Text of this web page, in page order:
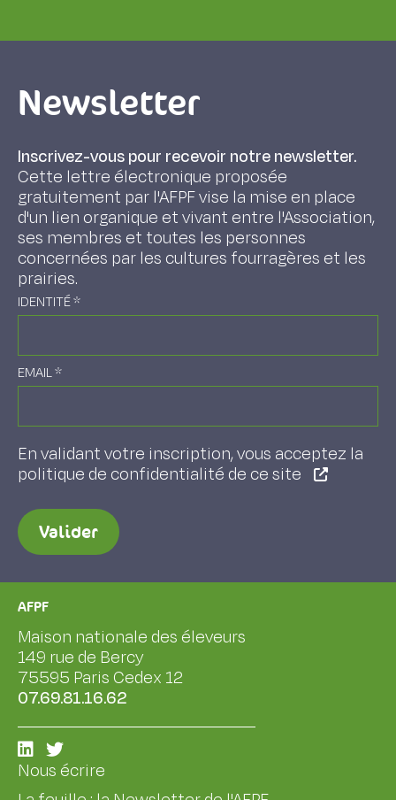
Newsletter
Inscrivez-vous pour recevoir notre newsletter.
Cette lettre électronique proposée
gratuitement par l'AFPF vise la mise en place
d'un lien organique et vivant entre l'Association,
ses membres et toutes les personnes
concernées par les cultures fourragères et les
prairies.
IDENTITÉ*
EMAIL*
En validant votre inscription, vous acceptez la
politique de confidentialité de ce site
Valider
AFPF
Maison nationale des éleveurs
149 rue de Bercy
75595 Paris Cedex 12
07.69.81.16.62
Nous écrire